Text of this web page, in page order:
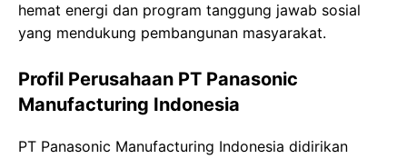
hemat energi dan program tanggung jawab sosial
yang mendukung pembangunan masyarakat.
Profil Perusahaan PT Panasonic
Manufacturing Indonesia
PT Panasonic Manufacturing Indonesia didirikan